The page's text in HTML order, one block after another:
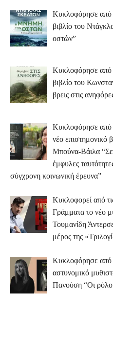
Κυκλοφόρησε από
βιβλίο του
οστών”
Κυκλοφόρησε από
βιβλίο του
βρεις στις
Κυκλοφόρησε από
νέο επιστημονικό
Μπούνα-Βάιλα
έμφυλες
σύγχρονη κοινωνική έρευνα”
Κυκλοφορεί από
Γράμματα το νέο
Τουμανίδη
μέρος της
Κυκλοφόρησε από
αστυνομικό
Πανούση “Οι